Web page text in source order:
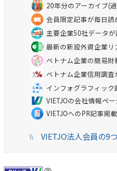
20年分のアーカイブ(
会員限定記事が毎日読
主要企業50社データ
最新の新設外資企業
ベトナム企業の簡易
ベトナム企業信用調査
インフォグラフィッ
VIETJOの会社情報ペ
VIETJOへのPR記事掲
\\VIETJO法人会員の9